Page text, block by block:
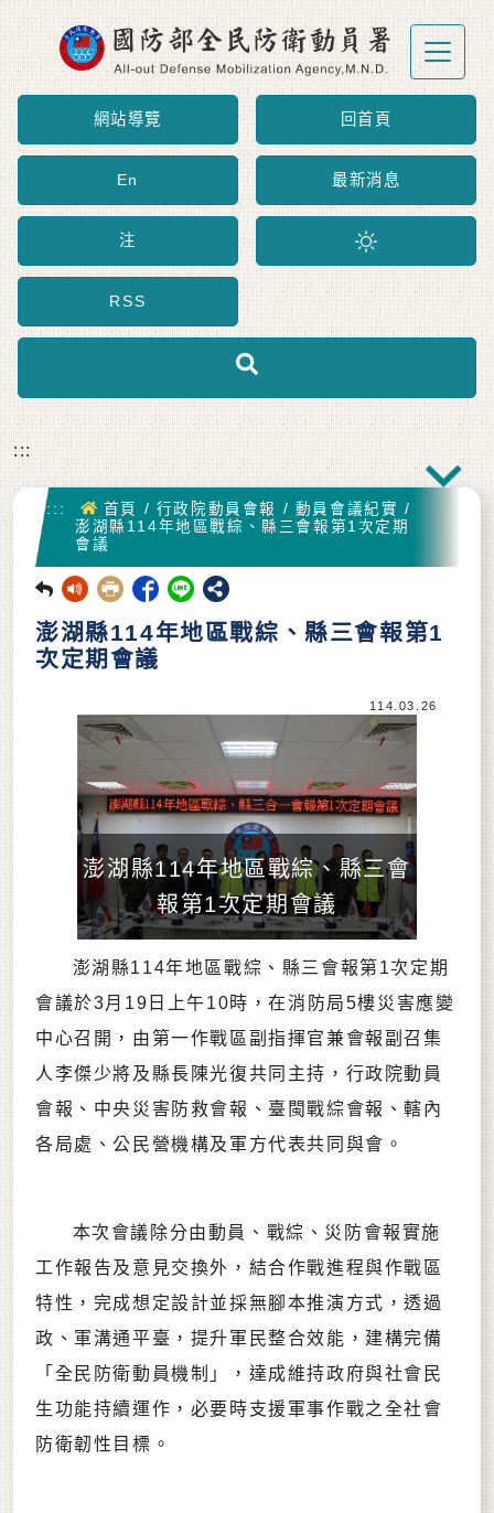
跳到主要內容區塊
網站導覽 回首頁
En 最新消息
注
RSS
:::
::: 首頁 首頁 / 行政院動員會報 / 動員會議紀實 /
澎湖縣114年地區戰綜、縣三會報第1次定期
會議
回前頁
澎湖縣114年地區戰綜、縣三會報第1
次定期會議
114.03.26
澎湖縣114年地區戰綜、縣三會
報第1次定期會議
澎湖縣114年地區戰綜、縣三會報第1次定期
會議於3月19日上午10時，在消防局5樓災害應變
中心召開，由第一作戰區副指揮官兼會報副召集
人李傑少將及縣長陳光復共同主持，行政院動員
會報、中央災害防救會報、臺閩戰綜會報、轄內
各局處、公民營機構及軍方代表共同與會。
本次會議除分由動員、戰綜、災防會報實施
工作報告及意見交換外，結合作戰進程與作戰區
特性，完成想定設計並採無腳本推演方式，透過
政、軍溝通平臺，提升軍民整合效能，建構完備
「全民防衛動員機制」，達成維持政府與社會民
生功能持續運作，必要時支援軍事作戰之全社會
防衛韌性目標。